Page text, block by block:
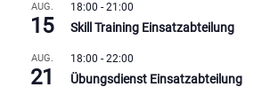
AUG.
15
18:00 - 21:00
Skill Training Einsatzabteilung
AUG.
21
18:00 - 22:00
Übungsdienst Einsatzabteilung